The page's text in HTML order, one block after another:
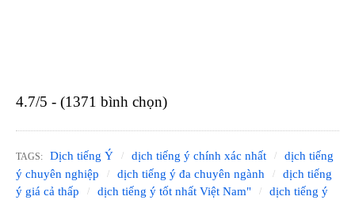
4.7/5 - (1371 bình chọn)
TAGS: Dịch tiếng Ý dịch tiếng ý chính xác nhất
dịch tiếng
ý chuyên nghiệp
dịch tiếng ý đa chuyên ngành
dịch tiếng
ý giá cả thấp
dịch tiếng ý tốt nhất Việt Nam"
dịch tiếng ý